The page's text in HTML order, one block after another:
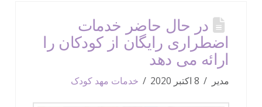
در حال حاضر خدمات
اضطراری رایگان از کودکان را
ارائه می دهد
مدیر 8 اکتبر 2020 خدمات مهد کودک